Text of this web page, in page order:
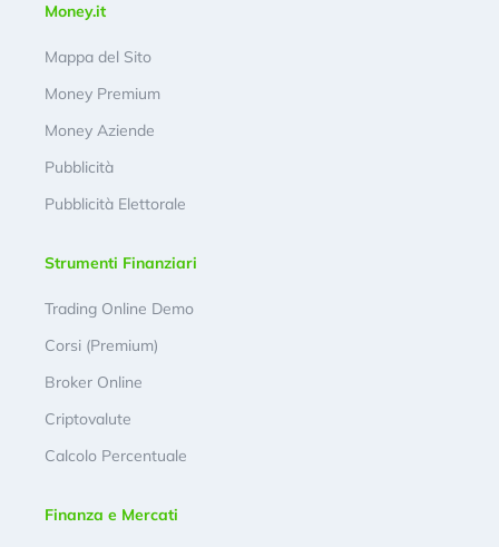
Money.it
Mappa del Sito
Money Premium
Money Aziende
Pubblicità
Pubblicità Elettorale
Strumenti Finanziari
Trading Online Demo
Corsi (Premium)
Broker Online
Criptovalute
Calcolo Percentuale
Finanza e Mercati